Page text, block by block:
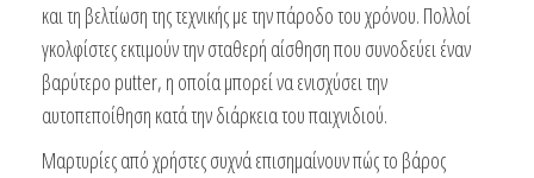
και τη βελτίωση της τεχνικής με την πάροδο του χρόνου. Πολλοί
γκολφίστες εκτιμούν την σταθερή αίσθηση που συνοδεύει έναν
βαρύτερο putter, η οποία μπορεί να ενισχύσει την
αυτοπεποίθηση κατά την διάρκεια του παιχνιδιού.
Μαρτυρίες από χρήστες συχνά επισημαίνουν πώς το βάρος